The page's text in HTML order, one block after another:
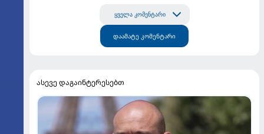
ყველა კომენტარი
დაამატე კომენტარი
ასევე დაგაინტერესებთ